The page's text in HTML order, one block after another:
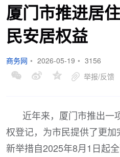
厦门市推进居
民安居权益
商务网 • 2026-05-19 • 3156
举报/反馈
近年来，厦门市推出
权登记，为市民提供了更
新举措自2025年8月1日起